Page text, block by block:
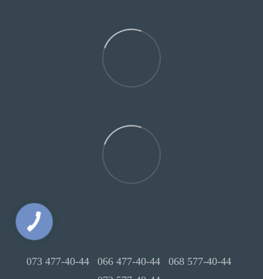
073 477-40-44 066 477-40-44
068 577-40-44